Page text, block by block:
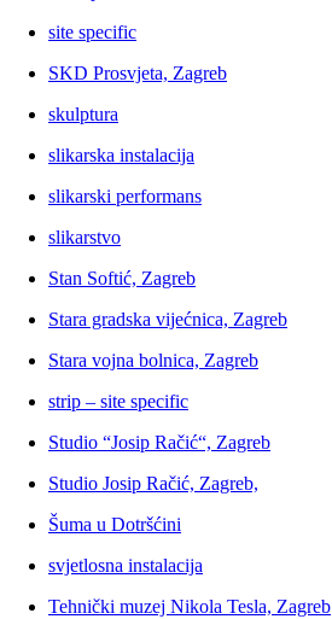
site specific
SKD Prosvjeta, Zagreb
skulptura
slikarska instalacija
slikarski performans
slikarstvo
Stan Softić, Zagreb
Stara gradska vijećnica, Zagreb
Stara vojna bolnica, Zagreb
strip – site specific
Studio “Josip Račić“, Zagreb
Studio Josip Račić, Zagreb,
Šuma u Dotršćini
svjetlosna instalacija
Tehnički muzej Nikola Tesla, Zagreb